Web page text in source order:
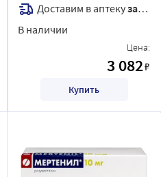
Доставим в аптекузавтра
В наличии
Цена:
3 082₽
Купить